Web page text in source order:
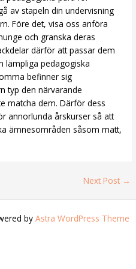
av stapeln din undervisning
Före det, visa oss anföra
och granska deras
därför att passar dem
lämpliga pedagogiska
befinner sig
typ den närvarande
matcha dem. Därför dess
annorlunda årskurser så att
ämnesområden såsom matt,
Next Post →
by Astra WordPress Theme